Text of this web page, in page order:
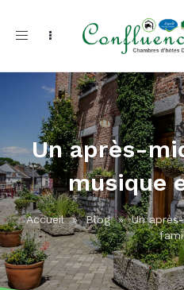
Toggle
Un après-
musique
Accueil»Blog»Un